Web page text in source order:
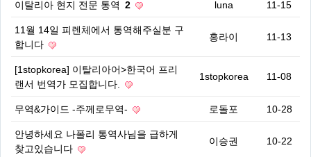
이탈리아 현지 전문 통역 2 luna 11-15
11월 14일 피렌체에서 통역해주실분 구
합니다
홍라이 11-13
[1stopkorea] 이탈리아어>한국어 프리
랜서 번역가 모집합니다.
1stopkorea 11-08
무역&가이드 -주께로무역- 로돌포 10-28
안녕하세요 나폴리 통역사님을 급하게
찾고있습니다
이승권 10-22